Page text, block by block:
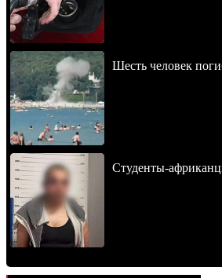
Шесть человек
Студенты-